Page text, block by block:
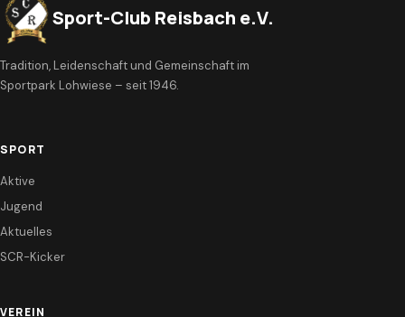
Sport-Club Reisbach e.V.
Tradition, Leidenschaft und Gemeinschaft im
Sportpark Lohwiese – seit 1946.
SPORT
Aktive
Jugend
Aktuelles
SCR-Kicker
VEREIN